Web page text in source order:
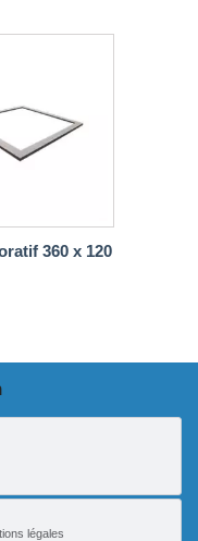
360 x 120
légales